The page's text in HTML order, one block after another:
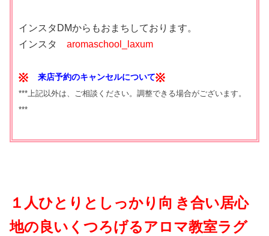
インスタDMからもおまちしております。
インスタ aromaschool_laxum
来店予約のキャンセルについて
***上記以外は、ご相談ください。調整できる場合がございます。
***
１人ひとりとしっかり向 き合い居心
地の良いくつろげるアロマ教室ラグ